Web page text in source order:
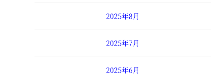
2025年8月
2025年7月
2025年6月